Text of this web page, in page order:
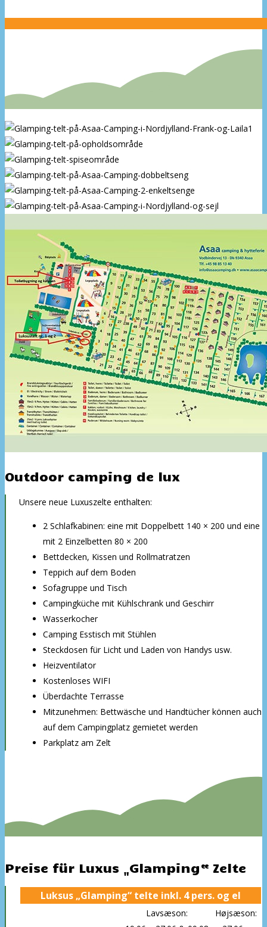
Outdoor camping de lux
Unsere neue Luxuszelte enthalten:
2 Schlafkabinen: eine mit Doppelbett 140 × 200 und eine
mit 2 Einzelbetten 80 × 200
Bettdecken, Kissen und Rollmatratzen
Teppich auf dem Boden
Sofagruppe und Tisch
Campingküche mit Kühlschrank und Geschirr
Wasserkocher
Camping Esstisch mit Stühlen
Steckdosen für Licht und Laden von Handys usw.
Heizventilator
Kostenloses WIFI
Überdachte Terrasse
Mitzunehmen: Bettwäsche und Handtücher können auch
auf dem Campingplatz gemietet werden
Parkplatz am Zelt
Preise für Luxus „Glamping“ Zelte
Luksus „Glamping“ telte inkl. 4 pers. og el
Lavsæson:
Højsæson: